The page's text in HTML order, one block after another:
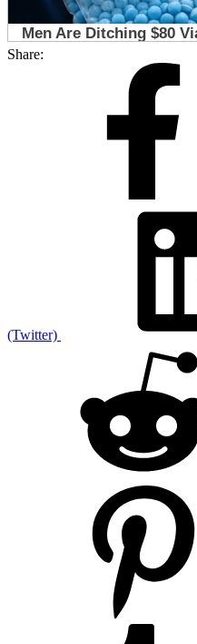
Share:
(Twitter)